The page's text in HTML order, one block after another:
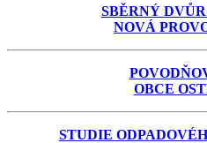
SBĚRNÝ
NOVÁ
OBCE
STUDIE